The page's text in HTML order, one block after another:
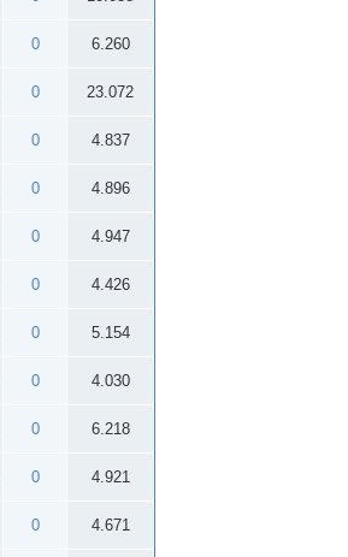
0 6.260
0 23.072
0 4.837
0 4.896
0 4.947
0 4.426
0 5.154
0 4.030
0 6.218
0 4.921
0 4.671